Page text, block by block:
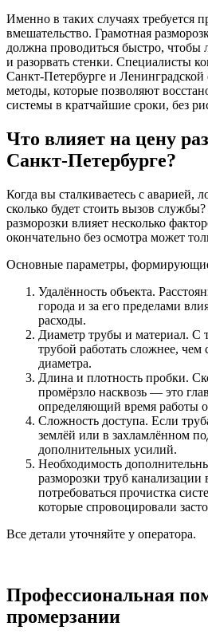
Именно в таких случаях требуется
вмешательство. Грамотная
должна проводиться быстро, чтобы
и разорвать стенки. Специалисты
Санкт-Петербурге и Ленинградской
методы, которые позволяют
системы в кратчайшие сроки, без
Что влияет на цену
Санкт-Петербурге?
Когда вы сталкиваетесь с аварией,
сколько будет стоить вызов
разморозки влияет несколько
окончательно без осмотра может
Основные параметры,
Удалённость объекта.
города и за его пределами
расходы.
Диаметр трубы и материал. С
трубой работать сложнее, чем
диаметра.
Длина и плотность пробки.
промёрзло насквозь — это
определяющий время работы
Сложность доступа. Если
землёй или в захламлённом
дополнительных усилий.
Необходимость
разморозки труб
потребоваться прочистка
которые спровоцировали
Все детали уточняйте у оператора.
Профессиональная
промерзании